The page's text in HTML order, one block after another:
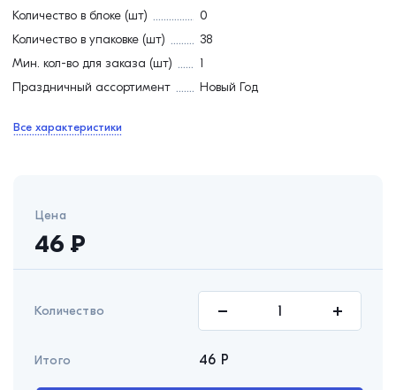
Количество в блоке (шт)
0
Количество в упаковке (шт)
38
Мин. кол-во для заказа (шт)
1
Праздничный ассортимент
Новый Год
Все характеристики
Цена
46 ₽
Количество
Итого 46 Р